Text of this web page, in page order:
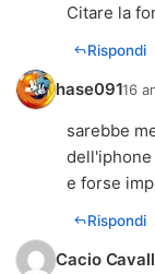
Citare la
Rispondi
hase09116
sarebbe
dell'iphone
e forse
Rispondi
Cacio